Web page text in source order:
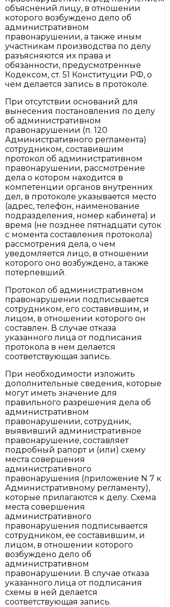
объяснений лицу, в отношении
которого возбуждено дело об
административном
правонарушении, а также иным
участникам производства по делу
разъясняются их права и
обязанности, предусмотренные
Кодексом, ст. 51 Конституции РФ, о
чем делается запись в протоколе.
При отсутствии оснований для
вынесения постановления по делу
об административном
правонарушении (п. 120
Административного регламента)
сотрудником, составившим
протокол об административном
правонарушении, рассмотрение
дела о котором находится в
компетенции органов внутренних
дел, в протоколе указывается место
(адрес, телефон, наименование
подразделения, номер кабинета) и
время (не позднее пятнадцати суток
с момента составления протокола)
рассмотрения дела, о чем
уведомляется лицо, в отношении
которого оно возбуждено, а также
потерпевший.
Протокол об административном
правонарушении подписывается
сотрудником, его составившим, и
лицом, в отношении которого он
составлен. В случае отказа
указанного лица от подписания
протокола в нем делается
соответствующая запись.
При необходимости изложить
дополнительные сведения, которые
могут иметь значение для
правильного разрешения дела об
административном
правонарушении, сотрудник,
выявивший административное
правонарушение, составляет
подробный рапорт и (или) схему
места совершения
административного
правонарушения (приложение N 7 к
Административному регламенту),
которые прилагаются к делу. Схема
места совершения
административного
правонарушения подписывается
сотрудником, ее составившим, и
лицом, в отношении которого
возбуждено дело об
административном
правонарушении. В случае отказа
указанного лица от подписания
схемы в ней делается
соответствующая запись.